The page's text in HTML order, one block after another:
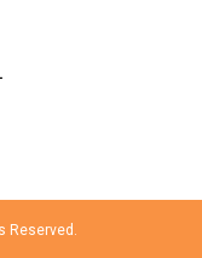
Reserved.